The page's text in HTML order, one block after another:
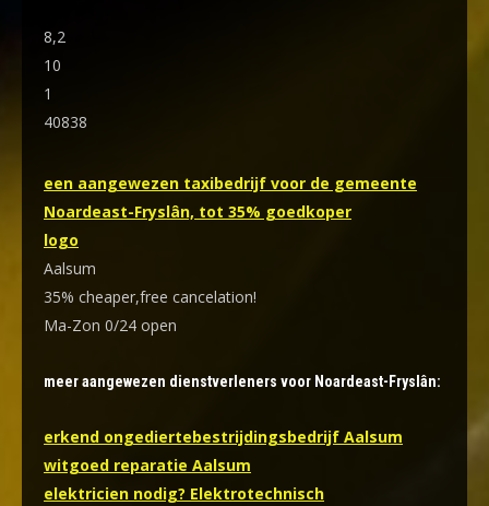
8,2
10
1
40838
een aangewezen taxibedrijf voor de gemeente
Noardeast-Fryslân, tot 35% goedkoper
logo
Aalsum
35% cheaper,free cancelation!
Ma-Zon 0/24 open
meer aangewezen dienstverleners voor Noardeast-Fryslân:
erkend ongediertebestrijdingsbedrijf Aalsum
witgoed reparatie Aalsum
elektricien nodig? Elektrotechnisch